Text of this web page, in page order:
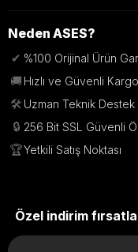
Neden ASES?
✔ %100 Orijinal Ürün
🚚 Hızlı ve Güvenli Kargo
🛠️ Uzman Teknik Destek
🔒 256 Bit SSL Güvenli
🏆Yetkili Satış Noktası
Özel indirim